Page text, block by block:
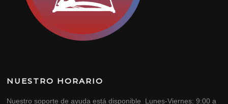
NUESTRO HORARIO
Nuestro soporte de ayuda está disponible Lunes-Viernes: 9:00 a